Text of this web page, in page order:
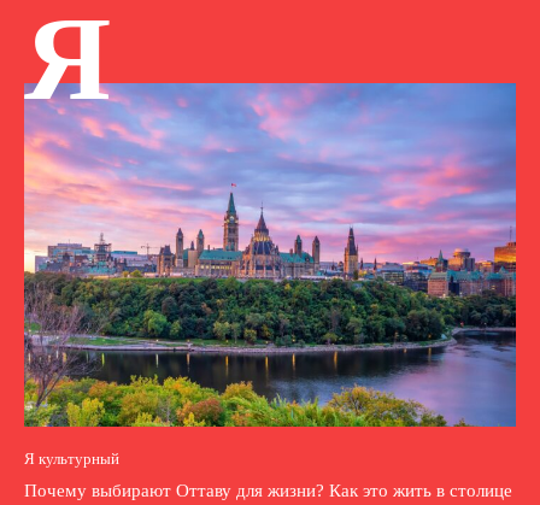
Я
Я культурный
Почему выбирают Оттаву для жизни? Как это жить в столице